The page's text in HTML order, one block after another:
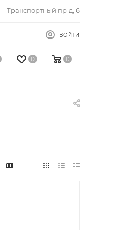
Транспортный пр-д, 6
ВОЙТИ
0 0